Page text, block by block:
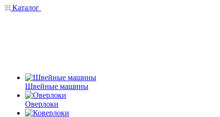
Каталог
Швейные машины
Оверлоки